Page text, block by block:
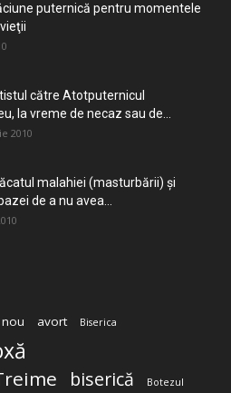
puternică pentru momentele
către Atotputernicul
la vreme de necaz sau de...
2010
malahiei (masturbării) şi
de a nu avea...
avort Biserica
biserică Botezul